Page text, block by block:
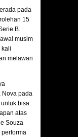
pada
15
B.
musim
kali
melawan
Nova pada
bisa
atas
Souza
performa